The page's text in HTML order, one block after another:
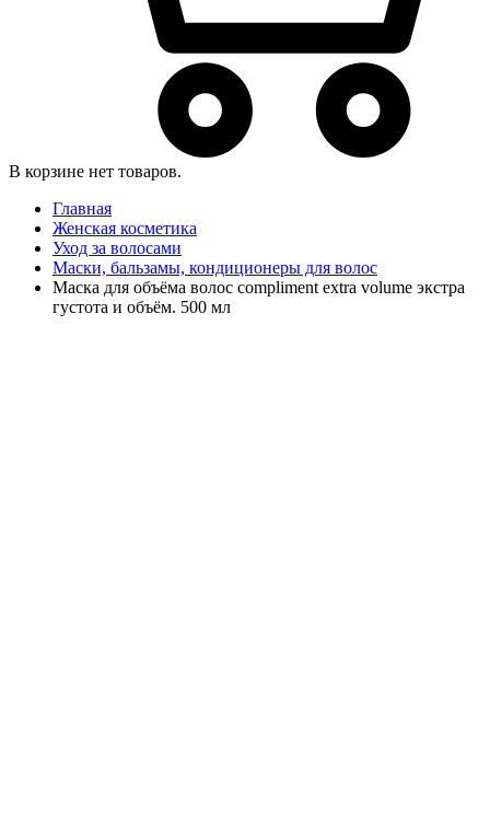
В корзине нет товаров.
Главная
Женская косметика
Уход за волосами
Маски, бальзамы, кондиционеры для волос
Маска для объёма волос compliment extra volume экстра
густота и объём. 500 мл